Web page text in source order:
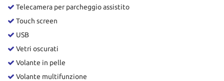
Telecamera per parcheggio assistito
Touch screen
USB
Vetri oscurati
Volante in pelle
Volante multifunzione